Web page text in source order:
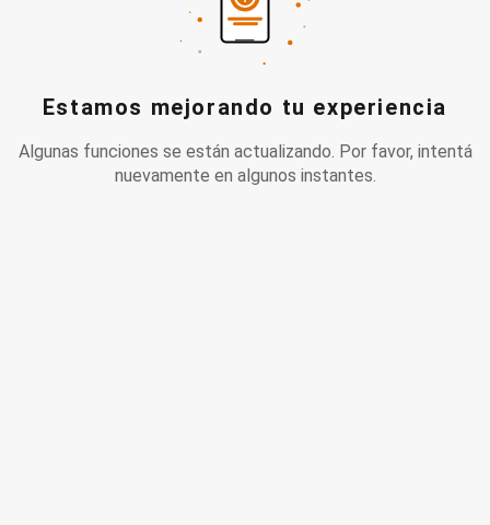
Estamos mejorando tu experiencia
Algunas funciones se están actualizando. Por favor, intentá
nuevamente en algunos instantes.